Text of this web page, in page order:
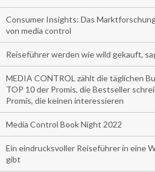
Consumer Insights: Das
von media control
Reiseführer werden wie wild gekauft,
MEDIA CONTROL zählt die täglichen
TOP 10 der Promis, die Bestseller
Promis, die keinen interessieren
Media Control Book Night 2022
Ein eindrucksvoller Reiseführer in eine
gibt